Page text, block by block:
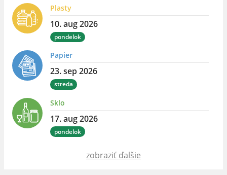
Plasty
10. aug 2026
pondelok
Papier
23. sep 2026
streda
Sklo
17. aug 2026
pondelok
zobraziť ďalšie